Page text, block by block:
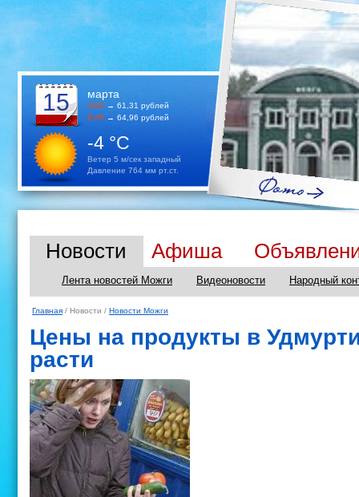
15 марта
USD → 61,31 рублей
EUR → 64,96 рублей
-4 °C
Ветер 5 м/сек западный
Давление 764 мм рт.ст.
Новости Афиша
Лента новостей Можги Видеоновости Народный
Главная / Новости / Новости Можги
Цены на продукты в
расти